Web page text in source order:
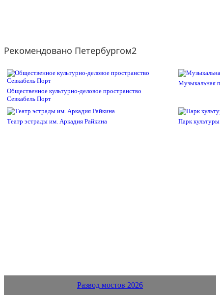
Рекомендовано Петербургом2
Общественное культурно-деловое пространство
Севкабель Порт
Музыкальная
Театр эстрады им. Аркадия Райкина Парк
Развод мостов 2026